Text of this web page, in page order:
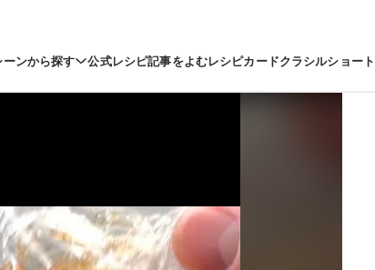
ーンから探す 公式レシピ記事をよむレシピカードクラシルショート